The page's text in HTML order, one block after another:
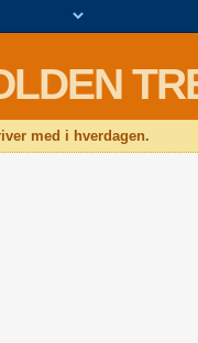
med i hverdagen.